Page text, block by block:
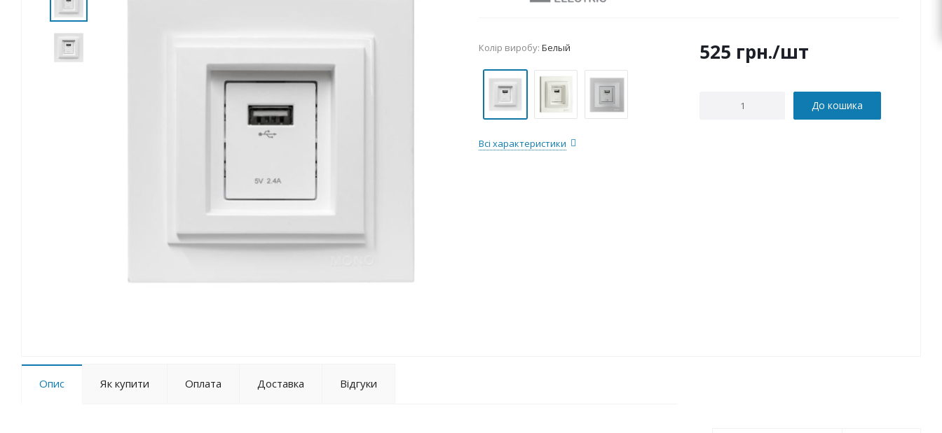
Колір виробу: Белый
Всі характеристики
525 грн./шт
До кошика
Опис Як купити Оплата Доставка Відгуки